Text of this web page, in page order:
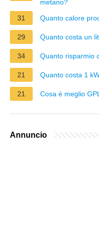
metano?
31
Quanto calore
29 Quanto costa un
34 Quanto risparmio
21 Quanto costa 1
21 Cosa è meglio
Annuncio